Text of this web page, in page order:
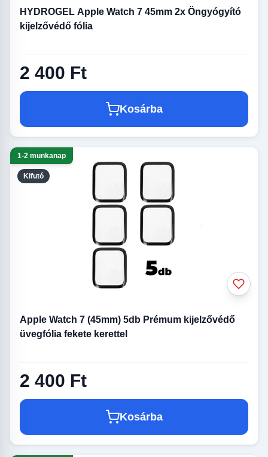
HYDROGEL Apple Watch 7 45mm 2x Öngyógyító
kijelzővédő fólia
2 400 Ft
Kosárba
Kifutó
1-2 munkanap
Apple Watch 7 (45mm) 5db Prémum kijelzővédő
üvegfólia fekete kerettel
2 400 Ft
Kosárba